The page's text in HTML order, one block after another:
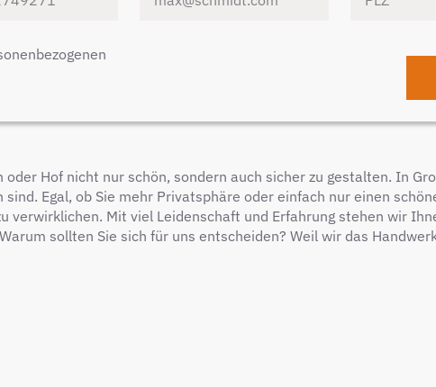
Hof nicht nur schön, sondern auch sicher zu gestalten. In
Egal, ob Sie mehr Privatsphäre oder einfach nur einen
verwirklichen. Mit viel Leidenschaft und Erfahrung stehen wir
sollten Sie sich für uns entscheiden? Weil wir das